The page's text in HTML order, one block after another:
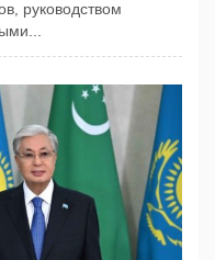
руководством